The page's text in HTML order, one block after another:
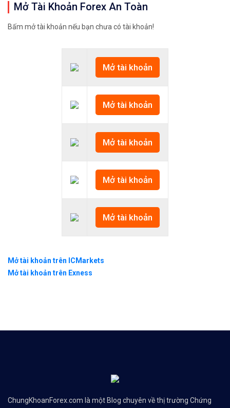
Mở Tài Khoản Forex An Toàn
Bấm mở tài khoản nếu bạn chưa có tài khoản!
Mở tài khoản
Mở tài khoản
Mở tài khoản
Mở tài khoản
Mở tài khoản
Mở tài khoản trên ICMarkets
Mở tài khoản trên Exness
ChungKhoanForex.com là một Blog chuyên về thị trường Chứng